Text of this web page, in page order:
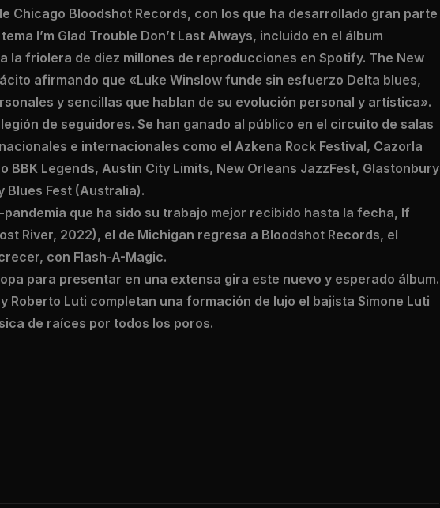
Chicago Bloodshot Records, con los que ha desarrollado gran parte
I’m Glad Trouble Don’t Last Always, incluido en el álbum
la friolera de diez millones de reproducciones en Spotify. The New
afirmando que «Luke Winslow funde sin esfuerzo Delta blues,
y sencillas que hablan de su evolución personal y artística».
de seguidores. Se han ganado al público en el circuito de salas
e internacionales como el Azkena Rock Festival, Cazorla
BBK Legends, Austin City Limits, New Orleans JazzFest, Glastonbury
Blues Fest (Australia).
que ha sido su trabajo mejor recibido hasta la fecha, If
River, 2022), el de Michigan regresa a Bloodshot Records, el
con Flash-A-Magic.
para presentar en una extensa gira este nuevo y esperado álbum.
Roberto Luti completan una formación de lujo el bajista Simone Luti
de raíces por todos los poros.